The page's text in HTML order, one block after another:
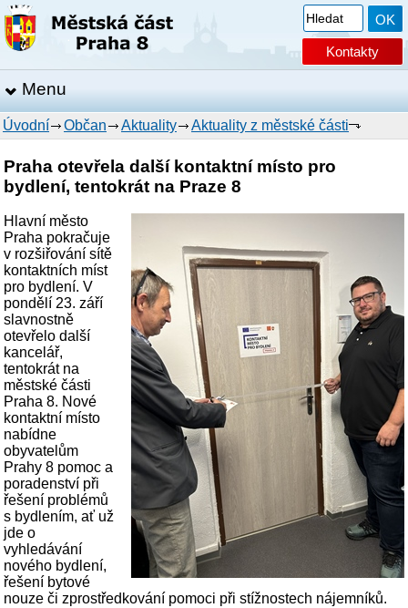
Kontakty
Menu
Úvodní Občan Aktuality Aktuality z městské části
Praha otevřela další kontaktní místo pro
bydlení, tentokrát na Praze 8
Hlavní město
Praha pokračuje
v rozšiřování sítě
kontaktních míst
pro bydlení. V
pondělí 23. září
slavnostně
otevřelo další
kancelář,
tentokrát na
městské části
Praha 8. Nové
kontaktní místo
nabídne
obyvatelům
Prahy 8 pomoc a
poradenství při
řešení problémů
s bydlením, ať už
jde o
vyhledávání
nového bydlení,
řešení bytové
nouze či zprostředkování pomoci při stížnostech nájemníků.